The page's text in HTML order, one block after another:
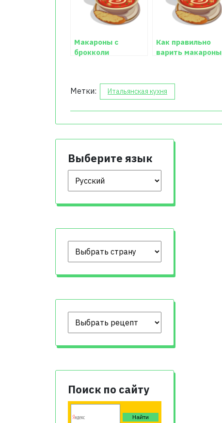
Макароны с
брокколи
Как правильно
варить макароны
Метки: Итальянская кухня
Выберите язык
Выберите язык
Поиск по сайту